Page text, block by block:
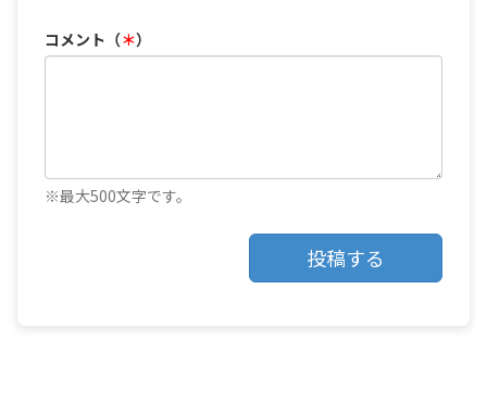
コメント（＊）
※最大500文字です。